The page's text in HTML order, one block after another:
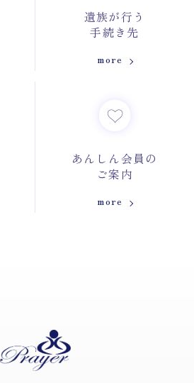
遺族が行う
手続き先
more
あんしん会員の
ご案内
more